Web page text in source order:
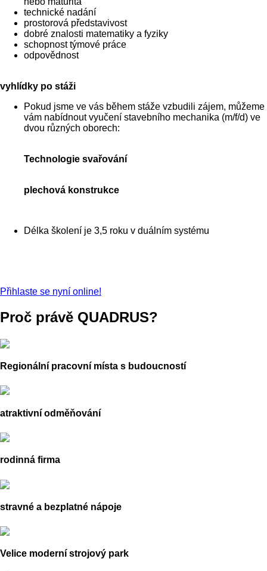
technické nadání
prostorová představivost
dobré znalosti matematiky a fyziky
schopnost týmové práce
odpovědnost
vyhlídky po stáži
Pokud jsme ve vás během stáže vzbudili zájem, můžeme
vám nabídnout vyučení stavebního mechanika (m/f/d) ve
dvou různých oborech:
Technologie svařování
plechová konstrukce
Délka školení je 3,5 roku v duálním systému
Přihlaste se nyní online!
Proč právě QUADRUS?
Regionální pracovní místa s budoucností
atraktivní odměňování
rodinná firma
stravné a bezplatné nápoje
Velice moderní strojový park